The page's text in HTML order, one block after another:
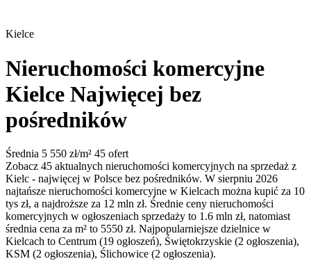
Kielce
Nieruchomości komercyjne
Kielce Najwięcej bez
pośredników
Średnia 5 550 zł/m² 45 ofert
Zobacz 45 aktualnych nieruchomości komercyjnych na sprzedaż z
Kielc - najwięcej w Polsce bez pośredników. W sierpniu 2026
najtańsze nieruchomości komercyjne w Kielcach można kupić za 10
tys zł, a najdroższe za 12 mln zł. Średnie ceny nieruchomości
komercyjnych w ogłoszeniach sprzedaży to 1.6 mln zł, natomiast
średnia cena za m² to 5550 zł. Najpopularniejsze dzielnice w
Kielcach to Centrum (19 ogłoszeń), Świętokrzyskie (2 ogłoszenia),
KSM (2 ogłoszenia), Ślichowice (2 ogłoszenia).